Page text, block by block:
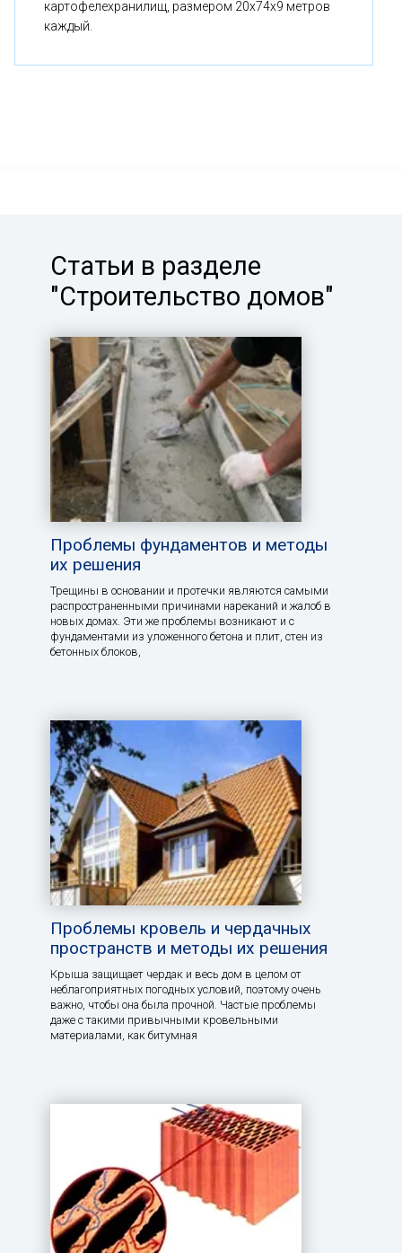
картофелехранилищ, размером 20x74x9 метров
каждый.
Статьи в разделе
"Строительство домов"
Проблемы фундаментов и методы
их решения
Трещины в основании и протечки являются самыми
распространенными причинами нареканий и жалоб в
новых домах. Эти же проблемы возникают и с
фундаментами из уложенного бетона и плит, стен из
бетонных блоков,
Проблемы кровель и чердачных
пространств и методы их решения
Крыша защищает чердак и весь дом в целом от
неблагоприятных погодных условий, поэтому очень
важно, чтобы она была прочной. Частые проблемы
даже с такими привычными кровельными
материалами, как битумная